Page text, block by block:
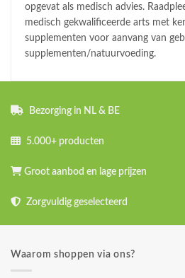
opgevat als medisch advies.
medisch gekwalificeerde arts met
supplementen voor aanvang van
supplementen/natuurvoeding.
Bezorging in NL & BE
5.000+ producten
Groot aanbod en lage prijzen
Zorgvuldig geselecteerd
Waarom shoppen via ons?